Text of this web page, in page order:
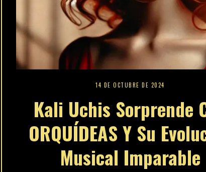
14 DE OCTUBRE DE 2024
Kali Uchis Sorprende
ORQUÍDEAS Y Su
Musical Imparable